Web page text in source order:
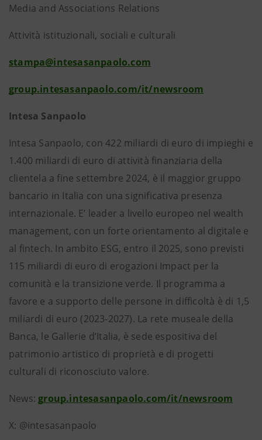
Media and Associations Relations
Attività istituzionali, sociali e culturali
stampa@intesasanpaolo.com
group.intesasanpaolo.com/it/newsroom
Intesa Sanpaolo
Intesa Sanpaolo, con 422 miliardi di euro di impieghi e
1.400 miliardi di euro di attività finanziaria della
clientela a fine settembre 2024, è il maggior gruppo
bancario in Italia con una significativa presenza
internazionale. E’ leader a livello europeo nel wealth
management, con un forte orientamento al digitale e
al fintech. In ambito ESG, entro il 2025, sono previsti
115 miliardi di euro di erogazioni Impact per la
comunità e la transizione verde. Il programma a
favore e a supporto delle persone in difficoltà è di 1,5
miliardi di euro (2023-2027). La rete museale della
Banca, le Gallerie d’Italia, è sede espositiva del
patrimonio artistico di proprietà e di progetti
culturali di riconosciuto valore.
News: group.intesasanpaolo.com/it/newsroom
X: @intesasanpaolo